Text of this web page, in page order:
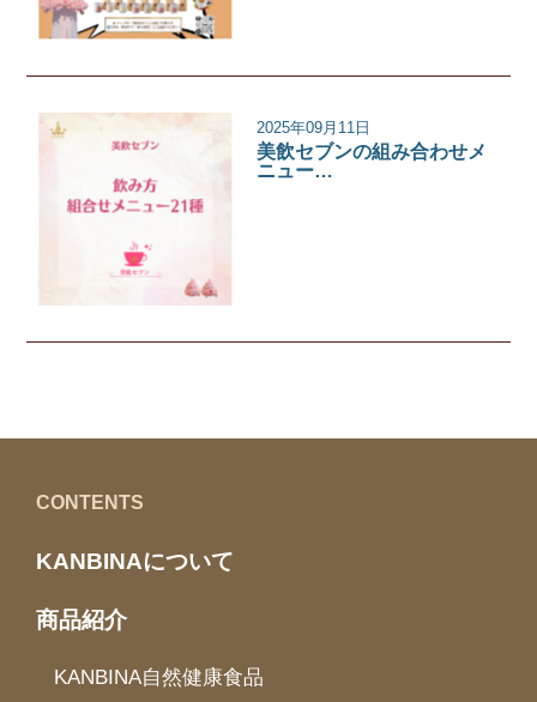
2025年09月11日
美飲セブンの組み合わせメ
ニュー…
CONTENTS
KANBINAについて
商品紹介
KANBINA自然健康食品